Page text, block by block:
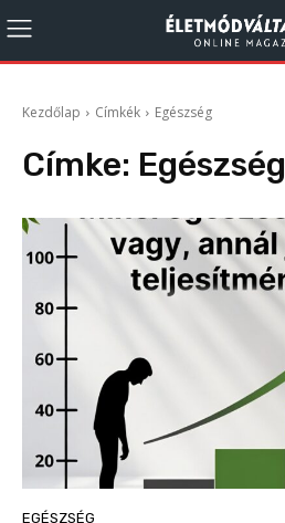
Kezdőlap Címkék Egészség
Címke: Egészség
EGÉSZSÉG